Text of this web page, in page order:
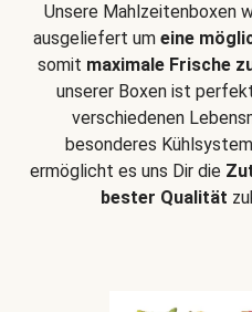
Unsere Mahlzeitenboxen
ausgeliefert um eine
somit maximale Frische
unserer Boxen ist
verschiedenen
besonderes
ermöglicht es uns Dir die
bester Qualität